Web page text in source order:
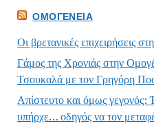
ΟΜΟΓΈΝΕΙΑ
Οι βρετανικές επιχειρήσεις
Γάμος της Χρονιάς στην
Τσουκαλά με τον Γρηγόρη
Απίστευτο και όμως
υπήρχε… οδηγός να τον